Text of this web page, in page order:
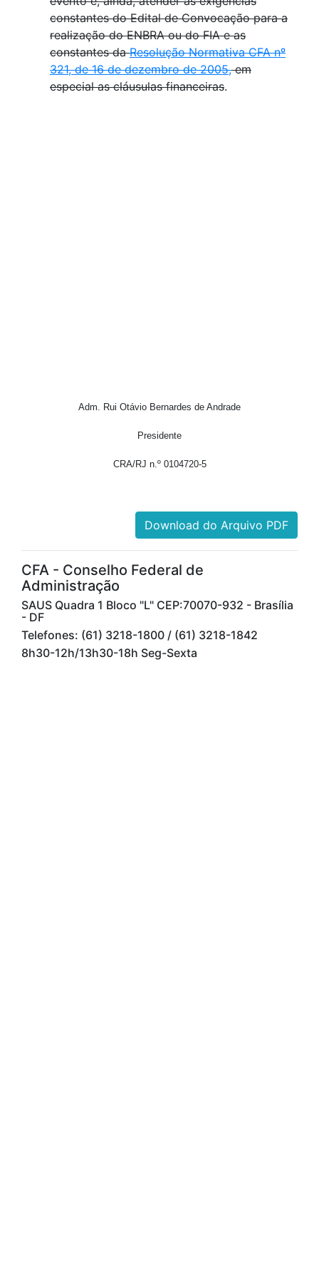
constantes do Edital de Convocação para a
realização do ENBRA ou do FIA e as
constantes daResolução Normativa CFA nº
321, de 16 de dezembro de 2005,em
especial as cláusulas financeiras.
Adm. Rui Otávio Bernardes de Andrade
Presidente
CRA/RJ n.º 0104720-5
Download do Arquivo PDF
CFA - Conselho Federal de
Administração
SAUS Quadra 1 Bloco "L" CEP:70070-932 - Brasília
- DF
Telefones: (61) 3218-1800 / (61) 3218-1842
8h30-12h/13h30-18h Seg-Sexta